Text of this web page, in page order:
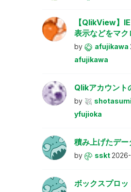
【QlikView】
表示などをマ
by afujikawa
afujikawa
Qlikアカウント
by
yfujioka
積み上げたデ
by sskt
ボックスプロッ